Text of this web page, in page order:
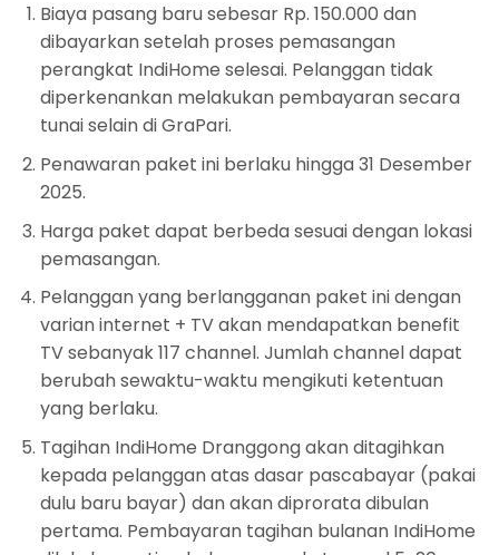
Biaya pasang baru sebesar Rp. 150.000 dan
dibayarkan setelah proses pemasangan
perangkat IndiHome selesai. Pelanggan tidak
diperkenankan melakukan pembayaran secara
tunai selain di GraPari.
Penawaran paket ini berlaku hingga 31 Desember
2025.
Harga paket dapat berbeda sesuai dengan lokasi
pemasangan.
Pelanggan yang berlangganan paket ini dengan
varian internet + TV akan mendapatkan benefit
TV sebanyak 117 channel. Jumlah channel dapat
berubah sewaktu-waktu mengikuti ketentuan
yang berlaku.
Tagihan IndiHome Dranggong akan ditagihkan
kepada pelanggan atas dasar pascabayar (pakai
dulu baru bayar) dan akan diprorata dibulan
pertama. Pembayaran tagihan bulanan IndiHome